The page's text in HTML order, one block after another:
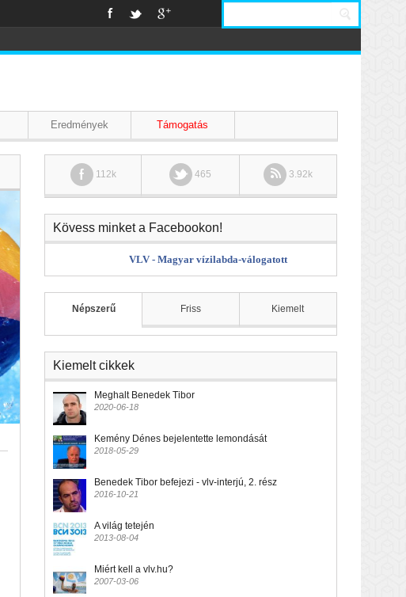
Eredmények Támogatás
112k 465 3.92k
Kövess minket a Facebookon!
VLV - Magyar vízilabda-válogatott
Népszerű Friss Kiemelt
Kiemelt cikkek
Meghalt Benedek Tibor
2020-06-18
Kemény Dénes bejelentette lemondását
2018-05-29
Benedek Tibor befejezi - vlv-interjú, 2. rész
2016-10-21
A világ tetején
2013-08-04
Miért kell a vlv.hu?
2007-03-06